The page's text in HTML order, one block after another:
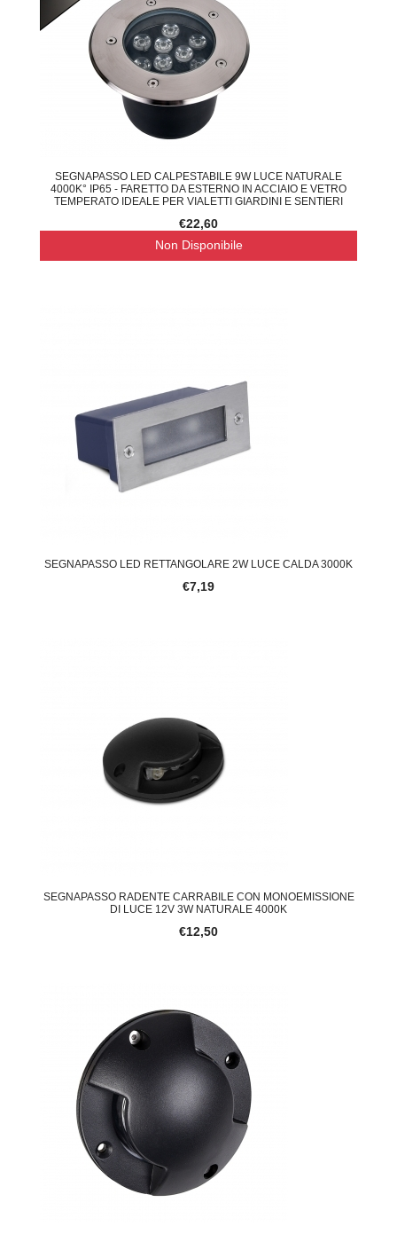
SEGNAPASSO LED CALPESTABILE 9W LUCE NATURALE
4000K° IP65 - FARETTO DA ESTERNO IN ACCIAIO E VETRO
TEMPERATO IDEALE PER VIALETTI GIARDINI E SENTIERI
€22,60
Non Disponibile
SEGNAPASSO LED RETTANGOLARE 2W LUCE CALDA 3000K
€7,19
SEGNAPASSO RADENTE CARRABILE CON MONOEMISSIONE
DI LUCE 12V 3W NATURALE 4000K
€12,50